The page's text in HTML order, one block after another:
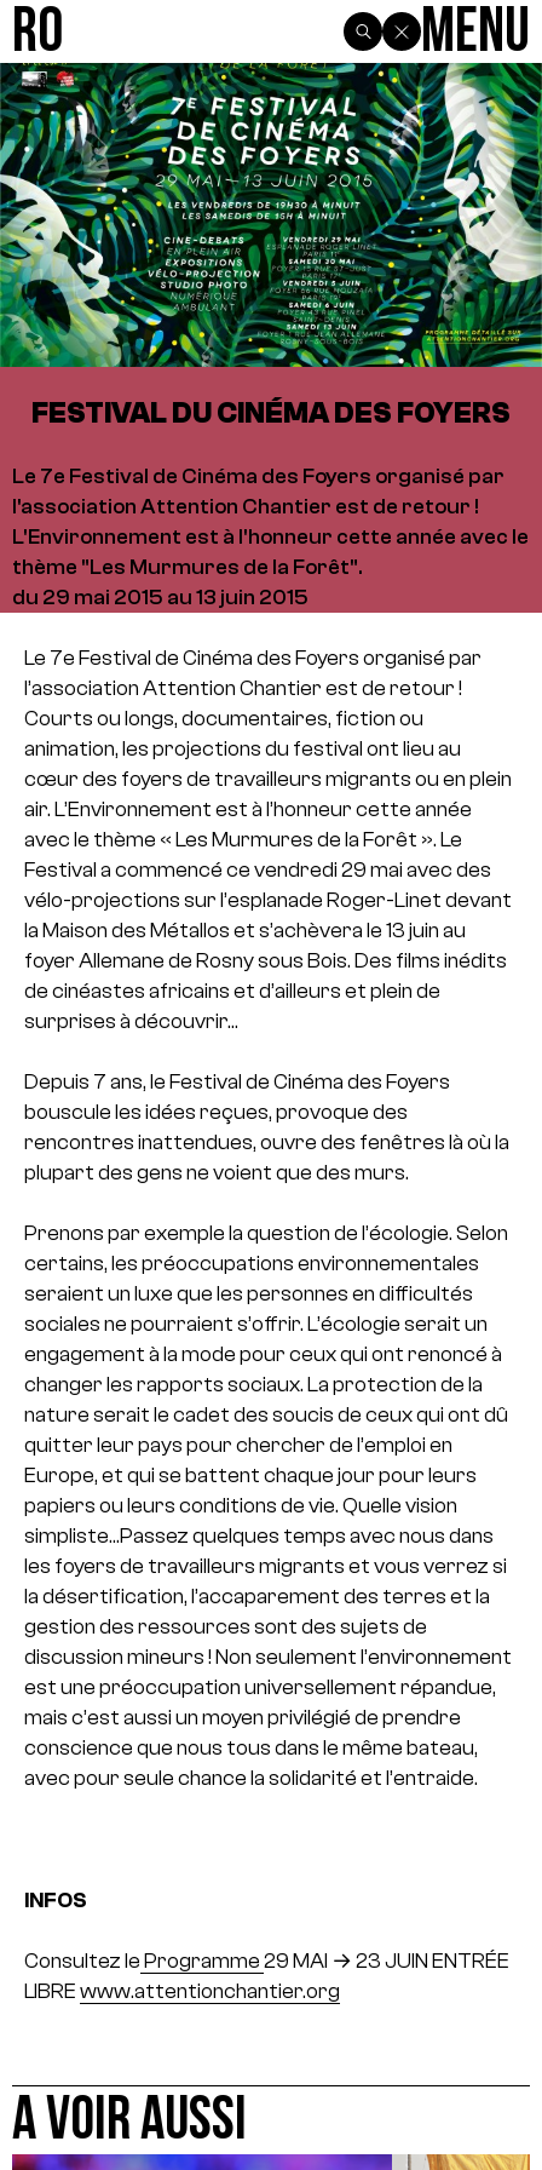
R0 Menu
FESTIVAL DU CINÉMA DES FOYERS
Le 7e Festival de Cinéma des Foyers organisé par
l'association Attention Chantier est de retour !
L'Environnement est à l'honneur cette année avec le
thème "Les Murmures de la Forêt".
du 29 mai 2015 au 13 juin 2015
Le 7e Festival de Cinéma des Foyers organisé par
l’association Attention Chantier est de retour !
Courts ou longs, documentaires, fiction ou
animation, les projections du festival ont lieu au
cœur des foyers de travailleurs migrants ou en plein
air. L’Environnement est à l’honneur cette année
avec le thème « Les Murmures de la Forêt ». Le
Festival a commencé ce vendredi 29 mai avec des
vélo-projections sur l’esplanade Roger-Linet devant
la Maison des Métallos et s’achèvera le 13 juin au
foyer Allemane de Rosny sous Bois. Des films inédits
de cinéastes africains et d’ailleurs et plein de
surprises à découvrir…
Depuis 7 ans, le Festival de Cinéma des Foyers
bouscule les idées reçues, provoque des
rencontres inattendues, ouvre des fenêtres là où la
plupart des gens ne voient que des murs.
Prenons par exemple la question de l’écologie. Selon
certains, les préoccupations environnementales
seraient un luxe que les personnes en difficultés
sociales ne pourraient s’offrir. L’écologie serait un
engagement à la mode pour ceux qui ont renoncé à
changer les rapports sociaux. La protection de la
nature serait le cadet des soucis de ceux qui ont dû
quitter leur pays pour chercher de l’emploi en
Europe, et qui se battent chaque jour pour leurs
papiers ou leurs conditions de vie. Quelle vision
simpliste…Passez quelques temps avec nous dans
les foyers de travailleurs migrants et vous verrez si
la désertification, l’accaparement des terres et la
gestion des ressources sont des sujets de
discussion mineurs ! Non seulement l’environnement
est une préoccupation universellement répandue,
mais c’est aussi un moyen privilégié de prendre
conscience que nous tous dans le même bateau,
avec pour seule chance la solidarité et l’entraide.
INFOS
Consultez le Programme 29 MAI → 23 JUIN ENTRÉE
LIBRE www.attentionchantier.org
A VOIR AUSSI